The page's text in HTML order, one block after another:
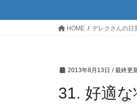
HOME デレクさんの日
2013年8月13日 / 最終更
31. 好適